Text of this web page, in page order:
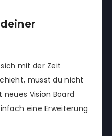
mit der Zeit
musst du nicht
Vision Board
eine Erweiterung